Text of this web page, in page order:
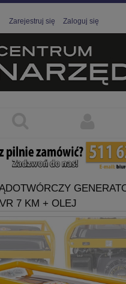
Zarejestruj się Zaloguj się
7 KM + OLEJ